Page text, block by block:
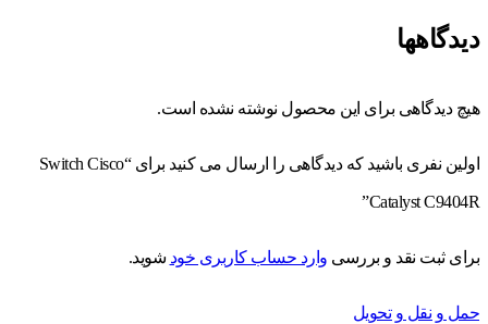
دیدگاهها
هیچ دیدگاهی برای این محصول نوشته نشده است.
اولین نفری باشید که دیدگاهی را ارسال می کنید برای “Switch Cisco
Catalyst C9404R”
برای ثبت نقد و بررسی وارد حساب کاربری خود شوید.
حمل و نقل و تحویل